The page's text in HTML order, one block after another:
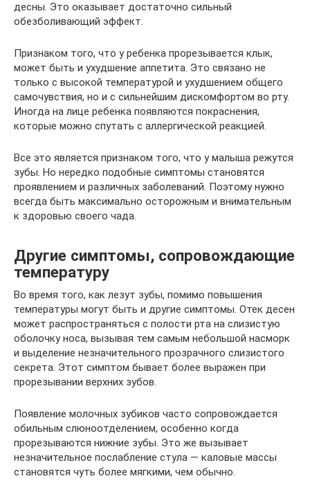
десны. Это оказывает достаточно сильный
обезболивающий эффект.
Признаком того, что у ребенка прорезывается клык,
может быть и ухудшение аппетита. Это связано не
только с высокой температурой и ухудшением общего
самочувствия, но и с сильнейшим дискомфортом во рту.
Иногда на лице ребенка появляются покраснения,
которые можно спутать с аллергической реакцией.
Все это является признаком того, что у малыша режутся
зубы. Но нередко подобные симптомы становятся
проявлением и различных заболеваний. Поэтому нужно
всегда быть максимально осторожным и внимательным
к здоровью своего чада.
Другие симптомы, сопровождающие
температуру
Во время того, как лезут зубы, помимо повышения
температуры могут быть и другие симптомы. Отек десен
может распространяться с полости рта на слизистую
оболочку носа, вызывая тем самым небольшой насморк
и выделение незначительного прозрачного слизистого
секрета. Этот симптом бывает более выражен при
прорезывании верхних зубов.
Появление молочных зубиков часто сопровождается
обильным слюноотделением, особенно когда
прорезываются нижние зубы. Это же вызывает
незначительное послабление стула — каловые массы
становятся чуть более мягкими, чем обычно.